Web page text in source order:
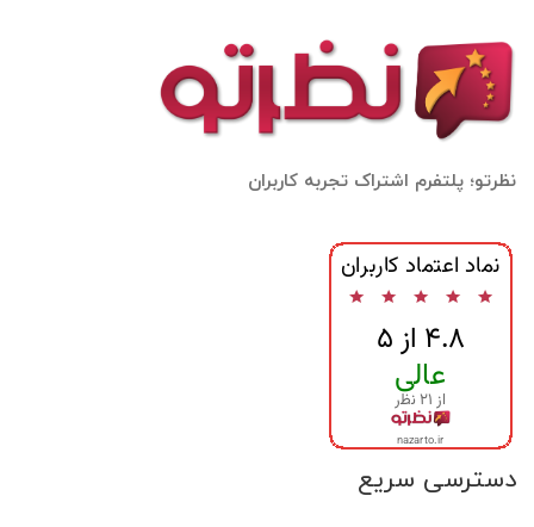
نظرتو؛ پلتفرم اشتراک تجربه کاربران
دسترسی سریع